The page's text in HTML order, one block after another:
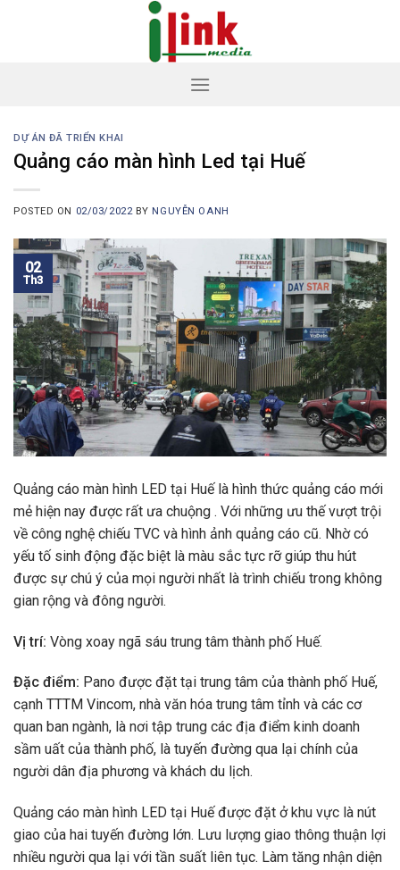
DỰ ÁN ĐÃ TRIỂN KHAI
Quảng cáo màn hình Led tại Huế
POSTED ON 02/03/2022 BY NGUYỄN OANH
02
Th3
Quảng cáo màn hình LED tại Huế là hình thức quảng cáo mới
mẻ hiện nay được rất ưa chuộng . Với những ưu thế vượt trội
về công nghệ chiếu TVC và hình ảnh quảng cáo cũ. Nhờ có
yếu tố sinh động đặc biệt là màu sắc tực rỡ giúp thu hút
được sự chú ý của mọi người nhất là trình chiếu trong không
gian rộng và đông người.
Vị trí: Vòng xoay ngã sáu trung tâm thành phố Huế.
Đặc điểm: Pano được đặt tại trung tâm của thành phố Huế,
cạnh TTTM Vincom, nhà văn hóa trung tâm tỉnh và các cơ
quan ban ngành, là nơi tập trung các địa điểm kinh doanh
sầm uất của thành phố, là tuyến đường qua lại chính của
người dân địa phương và khách du lịch.
Quảng cáo màn hình LED tại Huế được đặt ở khu vực là nút
giao của hai tuyến đường lớn. Lưu lượng giao thông thuận lợi
nhiều người qua lại với tần suất liên tục. Làm tăng nhận diện